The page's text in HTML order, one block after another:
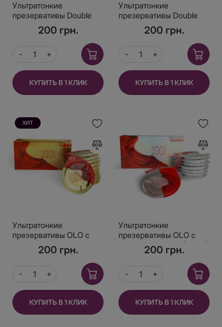
Ультратонкие
презервативы Double
Benefit 0.01 с
пролонгирующим
200 грн.
КУПИТЬ В 1 КЛИК
Ультратонкие
презервативы Double
Benefit 0.01 с эффектом
пролонгации 10 шт
200 грн.
КУПИТЬ В 1 КЛИК
ХИТ
Ультратонкие
презервативы OLO c
пролонгирующим
эффектом (10шт)
(золотистые новые)
200 грн.
КУПИТЬ В 1 КЛИК
Ультратонкие
презервативы OLO с
термо эффектом (10 шт)
200 грн.
КУПИТЬ В 1 КЛИК